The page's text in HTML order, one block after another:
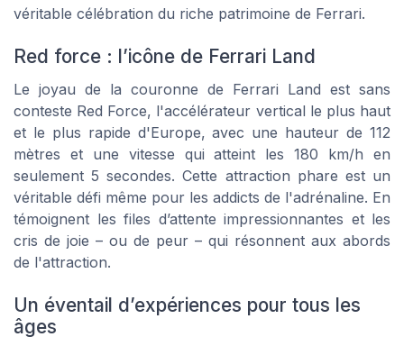
véritable célébration du riche patrimoine de Ferrari.
Red force : l’icône de Ferrari Land
Le joyau de la couronne de Ferrari Land est sans
conteste Red Force, l'accélérateur vertical le plus haut
et le plus rapide d'Europe, avec une hauteur de 112
mètres et une vitesse qui atteint les 180 km/h en
seulement 5 secondes. Cette attraction phare est un
véritable défi même pour les addicts de l'adrénaline. En
témoignent les files d’attente impressionnantes et les
cris de joie – ou de peur – qui résonnent aux abords
de l'attraction.
Un éventail d’expériences pour tous les
âges